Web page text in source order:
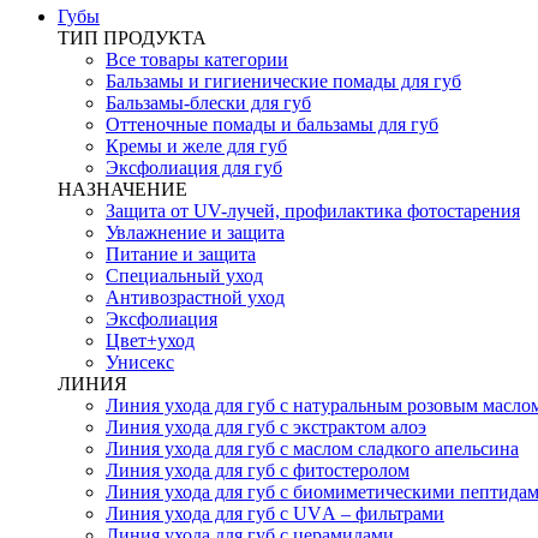
Губы
ТИП ПРОДУКТА
Все товары категории
Бальзамы и гигиенические помады для губ
Бальзамы-блески для губ
Оттеночные помады и бальзамы для губ
Кремы и желе для губ
Эксфолиация для губ
НАЗНАЧЕНИЕ
Защита от UV-лучей, профилактика фотостарения
Увлажнение и защита
Питание и защита
Специальный уход
Антивозрастной уход
Эксфолиация
Цвет+уход
Унисекс
ЛИНИЯ
Линия ухода для губ с натуральным розовым
Линия ухода для губ с экстрактом алоэ
Линия ухода для губ с маслом сладкого апельсина
Линия ухода для губ с фитостеролом
Линия ухода для губ с биомиметическими
Линия ухода для губ с UVА – фильтрами